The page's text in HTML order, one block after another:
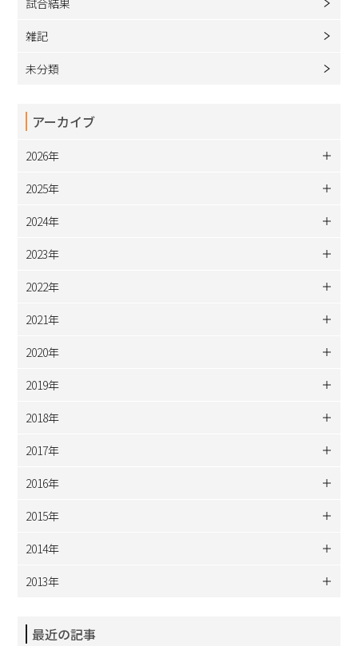
雑記
未分類
アーカイブ
2026年
2025年
2024年
2023年
2022年
2021年
2020年
2019年
2018年
2017年
2016年
2015年
2014年
2013年
最近の記事